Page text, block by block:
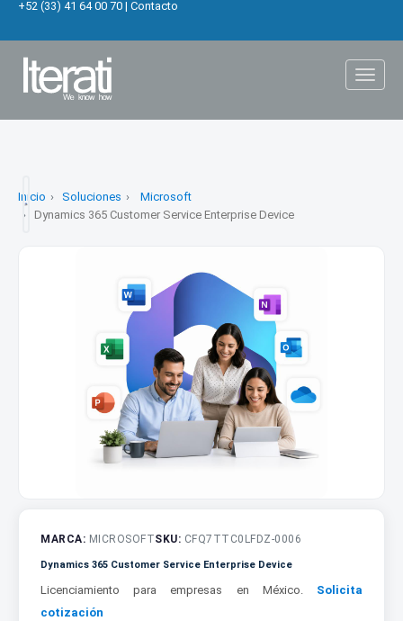
+52 (33) 41 64 00 70 | Contacto
Inicio Soluciones
Microsoft
Dynamics 365 Customer Service Enterprise Device
MARCA: MICROSOFTSKU: CFQ7TTC0LFDZ-0006
Dynamics 365 Customer Service Enterprise Device
Licenciamiento para empresas en México. Solicita
cotización